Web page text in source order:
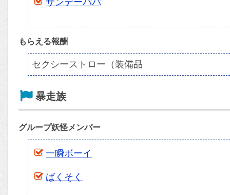
もらえる報酬
セクシーストロー（装備品
暴走族
グループ妖怪メンバー
一瞬ボーイ
ばくそく